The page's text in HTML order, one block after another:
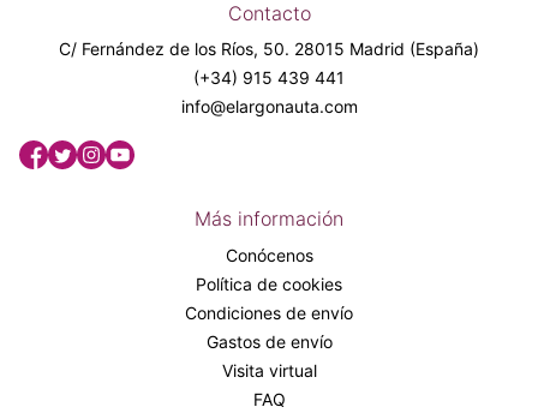
Contacto
C/ Fernández de los Ríos, 50. 28015 Madrid (España)
(+34) 915 439 441
info@elargonauta.com
Más información
Conócenos
Política de cookies
Condiciones de envío
Gastos de envío
Visita virtual
FAQ